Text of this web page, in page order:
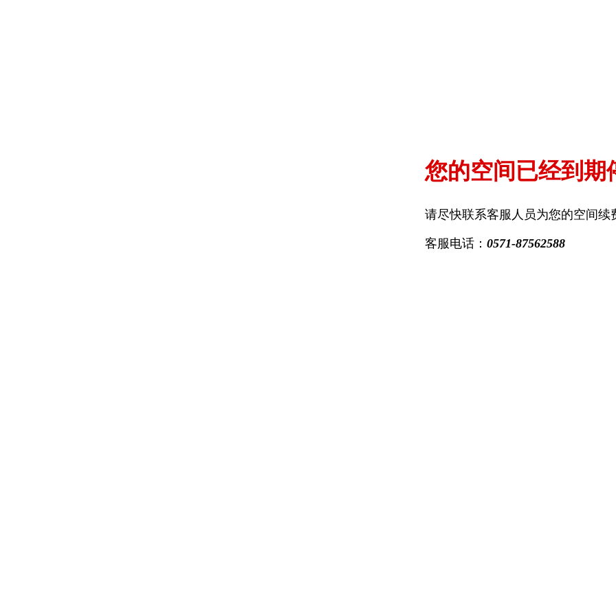
您的空间已经到期
请尽快联系客服人员为您的空间续
客服电话： 0571-87562588